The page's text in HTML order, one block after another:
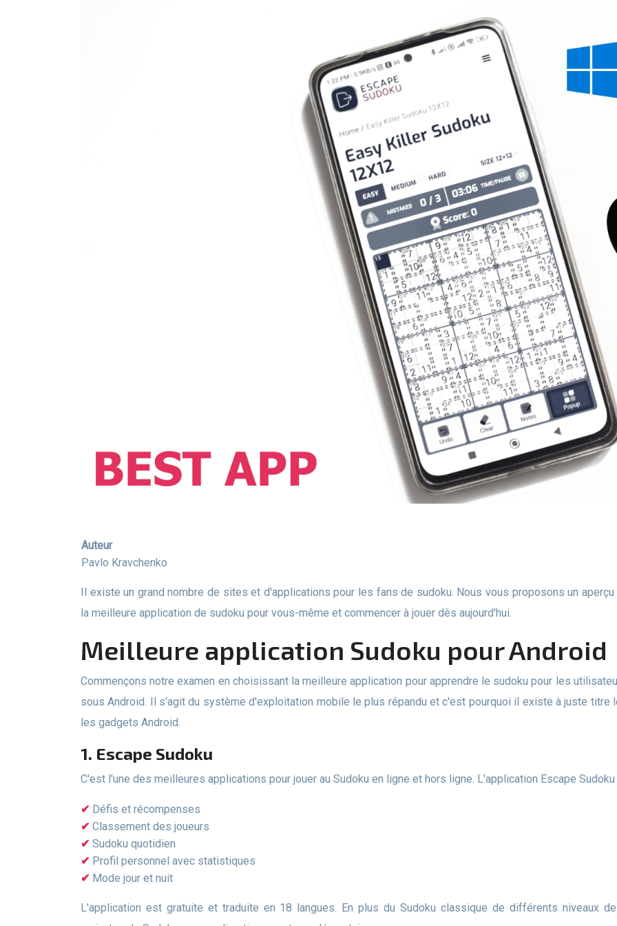
Auteur
Pavlo Kravchenko
Il existe un grand nombre de sites et d'applications pour les fans de sudoku. Nous vous proposons un aperçu des meilleurs services. Et vous pouvez choisir
la meilleure application de sudoku pour vous-même et commencer à jouer dès aujourd'hui.
Meilleure application Sudoku pour Android
Commençons notre examen en choisissant la meilleure application pour apprendre le sudoku pour les utilisateurs de smartphones et de tablettes fonctionnant
sous Android. Il s'agit du système d'exploitation mobile le plus répandu et c'est pourquoi il existe à juste titre
les gadgets Android.
1. Escape Sudoku
C'est l'une des meilleures applications pour jouer au Sudoku en ligne et hors ligne. L'application Escape
Défis et récompenses
Classement des joueurs
Sudoku quotidien
Profil personnel avec statistiques
Mode jour et nuit
L'application est gratuite et traduite en 18 langues. En plus du Sudoku classique de différents niveaux de difficulté, vous trouverez également 7 autres